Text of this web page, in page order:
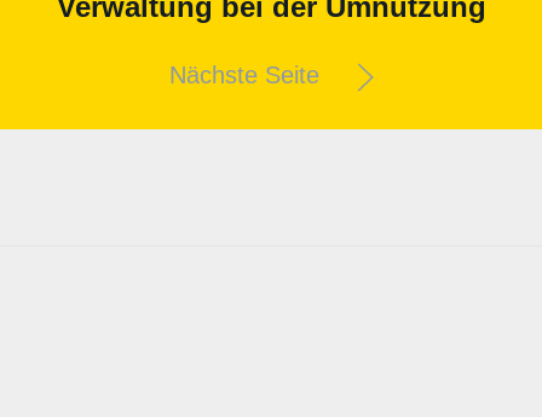
Verwaltung bei der Umnutzung
Nächste Seite